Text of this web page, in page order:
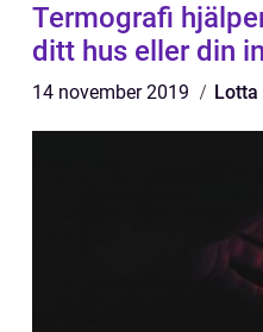
Termografi
ditt hus eller din
14 november 2019 Lotta